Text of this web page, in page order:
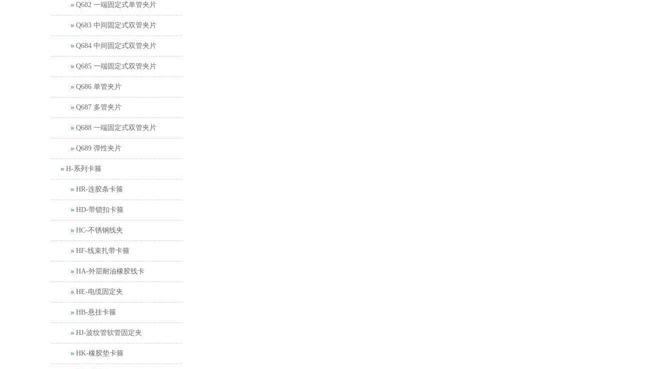
Q682 一端固定式单管夹片
Q683 中间固定式双管夹片
Q684 中间固定式双管夹片
Q685 一端固定式双管夹片
Q686 单管夹片
Q687 多管夹片
Q688 一端固定式双管夹片
Q689 弹性夹片
H-系列卡箍
HR-连胶条卡箍
HD-带锁扣卡箍
HC-不锈钢线夹
HF-线束扎带卡箍
HA-外层耐油橡胶线卡
HE-电缆固定夹
HB-悬挂卡箍
HJ-波纹管软管固定夹
HK-橡胶垫卡箍